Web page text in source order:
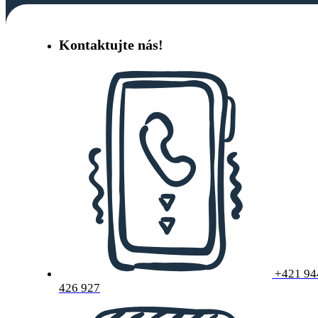
Kontaktujte nás!
+421
426 927